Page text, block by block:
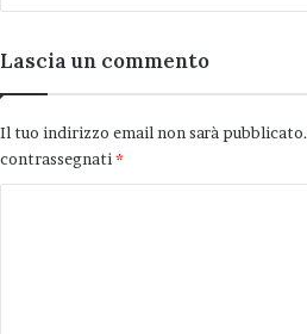
Lascia un commento
Il tuo indirizzo email non sarà pubblicato.
contrassegnati *